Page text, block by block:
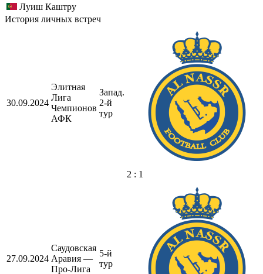
Луиш Каштру
История личных встреч
30.09.2024
Элитная
Лига
Чемпионов
АФК
Запад.
2-й
тур
2 : 1
27.09.2024
Саудовская
Аравия —
Про-Лига
5-й
тур